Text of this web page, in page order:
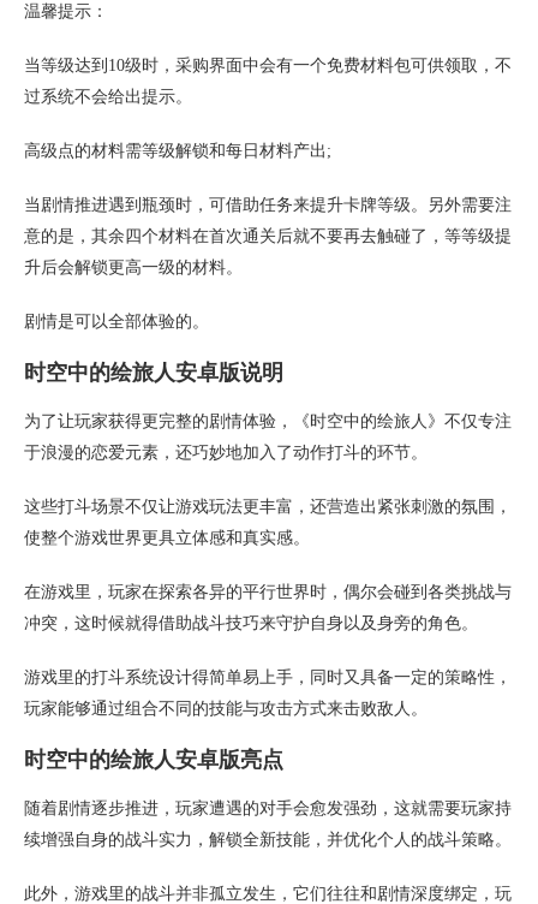
温馨提示：
当等级达到10级时，采购界面中会有一个免费材料包可供领取，不
过系统不会给出提示。
高级点的材料需等级解锁和每日材料产出;
当剧情推进遇到瓶颈时，可借助任务来提升卡牌等级。另外需要注
意的是，其余四个材料在首次通关后就不要再去触碰了，等等级提
升后会解锁更高一级的材料。
剧情是可以全部体验的。
时空中的绘旅人安卓版说明
为了让玩家获得更完整的剧情体验，《时空中的绘旅人》不仅专注
于浪漫的恋爱元素，还巧妙地加入了动作打斗的环节。
这些打斗场景不仅让游戏玩法更丰富，还营造出紧张刺激的氛围，
使整个游戏世界更具立体感和真实感。
在游戏里，玩家在探索各异的平行世界时，偶尔会碰到各类挑战与
冲突，这时候就得借助战斗技巧来守护自身以及身旁的角色。
游戏里的打斗系统设计得简单易上手，同时又具备一定的策略性，
玩家能够通过组合不同的技能与攻击方式来击败敌人。
时空中的绘旅人安卓版亮点
随着剧情逐步推进，玩家遭遇的对手会愈发强劲，这就需要玩家持
续增强自身的战斗实力，解锁全新技能，并优化个人的战斗策略。
此外，游戏里的战斗并非孤立发生，它们往往和剧情深度绑定，玩